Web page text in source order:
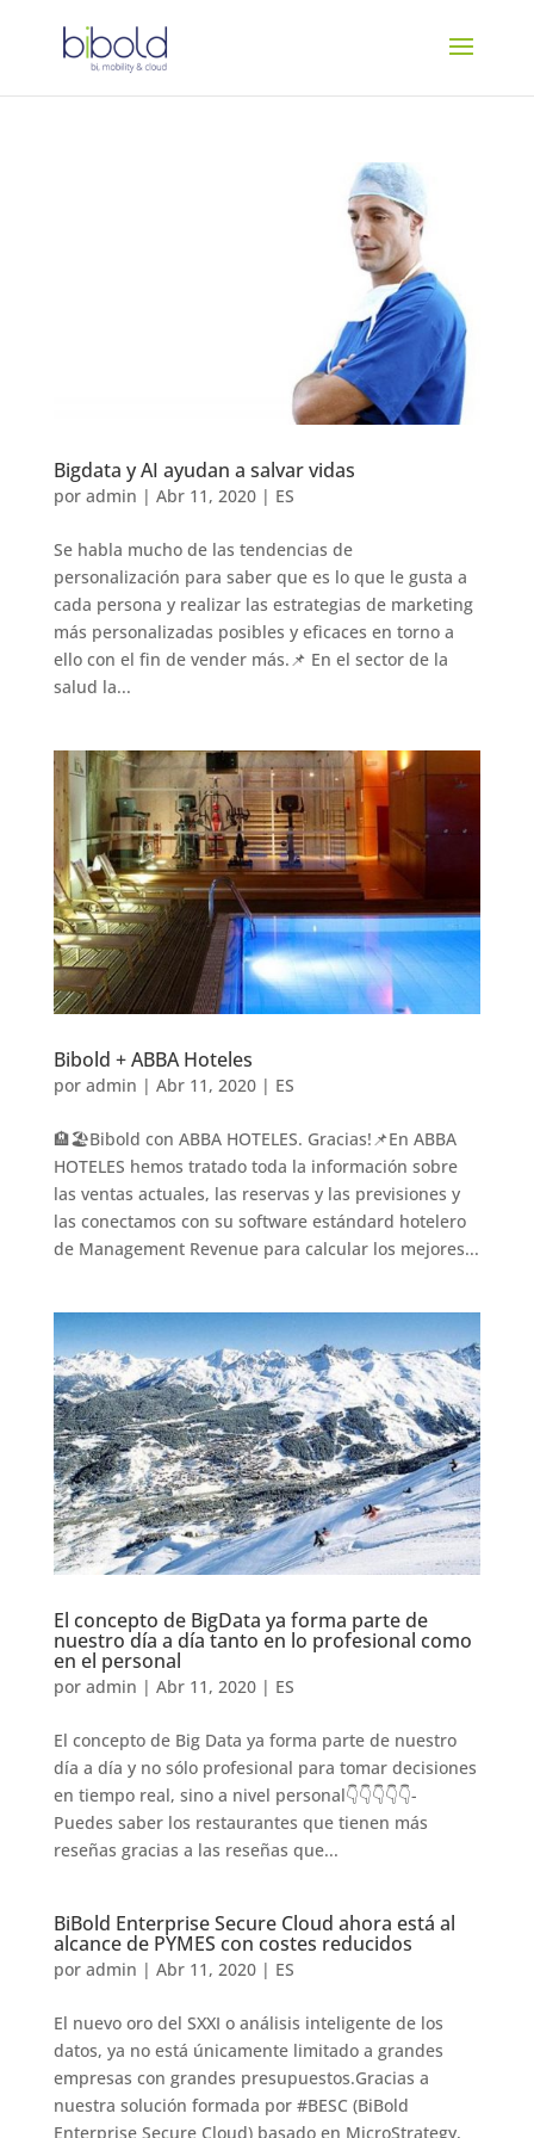
Bigdata y AI ayudan a salvar vidas
por admin | Abr 11, 2020| ES
Se habla mucho de las tendencias de
personalización para saber que es lo que le gusta a
cada persona y realizar las estrategias de marketing
más personalizadas posibles y eficaces en torno a
ello con el fin de vender más.📌 En el sector de la
salud la...
Bibold + ABBA Hoteles
por admin | Abr 11, 2020| ES
🏨🏖Bibold con ABBA HOTELES. Gracias!📌En ABBA
HOTELES hemos tratado toda la información sobre
las ventas actuales, las reservas y las previsiones y
las conectamos con su software estándard hotelero
de Management Revenue para calcular los mejores...
El concepto de BigData ya forma parte de
nuestro día a día tanto en lo profesional como
en el personal
por admin | Abr 11, 2020| ES
El concepto de Big Data ya forma parte de nuestro
día a día y no sólo profesional para tomar decisiones
en tiempo real, sino a nivel personal👇👇👇👇👇-
Puedes saber los restaurantes que tienen más
reseñas gracias a las reseñas que...
BiBold Enterprise Secure Cloud ahora está al
alcance de PYMES con costes reducidos
por admin | Abr 11, 2020| ES
El nuevo oro del SXXI o análisis inteligente de los
datos, ya no está únicamente limitado a grandes
empresas con grandes presupuestos.Gracias a
nuestra solución formada por #BESC (BiBold
Enterprise Secure Cloud) basado en MicroStrategy,